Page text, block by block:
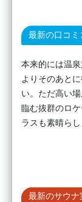
最新の口コミ
本来的には温
よりそのあと
い。ただ高い
臨む抜群のロ
ラスも素晴ら
最新のサウナ